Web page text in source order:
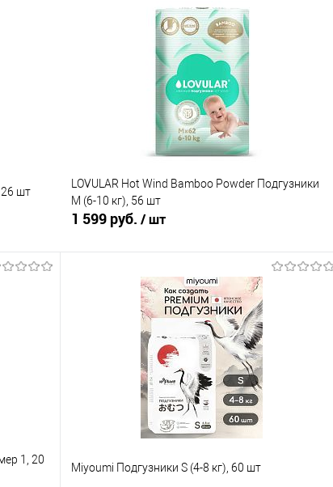
В корзину
Купить в 1 клик
Сравнение
В наличии
26 шт
LOVULAR Hot Wind Bamboo Powder Подгузники
M (6-10 кг), 56 шт
1 599 руб. / шт
В корзину
Купить в 1 клик
Сравнение
В избранное
В наличии
1, 20
Miyoumi Подгузники S (4-8 кг), 60 шт